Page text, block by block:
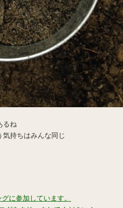
るね
気持ちはみんな同じ
に参加しています。